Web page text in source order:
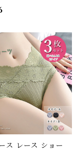
ス レース ショー